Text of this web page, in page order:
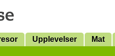
Upplevelser Mat